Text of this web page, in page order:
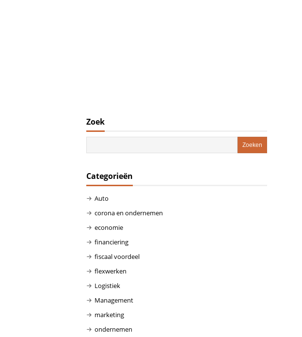
Zoek
Categorieën
Auto
corona en ondernemen
economie
financiering
fiscaal voordeel
flexwerken
Logistiek
Management
marketing
ondernemen